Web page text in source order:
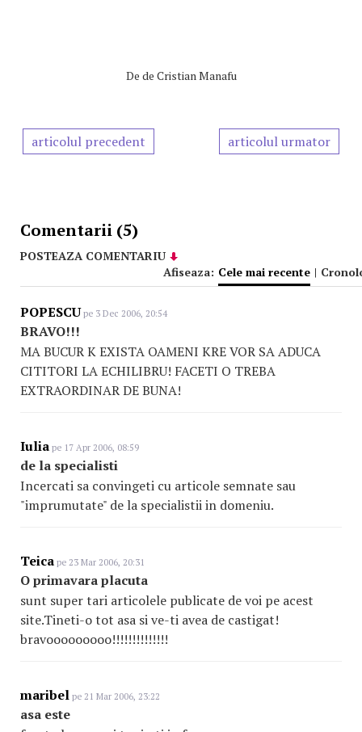
De de Cristian Manafu
articolul precedent articolul urmator
Comentarii (5)
POSTEAZA COMENTARIU
Afiseaza: Cele mai recente |
POPESCU pe 3 Dec 2006, 20:54
BRAVO!!!
MA BUCUR K EXISTA OAMENI KRE VOR SA ADUCA
CITITORI LA ECHILIBRU! FACETI O TREBA
EXTRAORDINAR DE BUNA!
Iulia pe 17 Apr 2006, 08:59
de la specialisti
Incercati sa convingeti cu articole semnate sau
"imprumutate" de la specialistii in domeniu.
Teica pe 23 Mar 2006, 20:31
O primavara placuta
sunt super tari articolele publicate de voi pe acest
site.Tineti-o tot asa si ve-ti avea de castigat!
bravooooooooo!!!!!!!!!!!!!!
maribel pe 21 Mar 2006, 23:22
asa este